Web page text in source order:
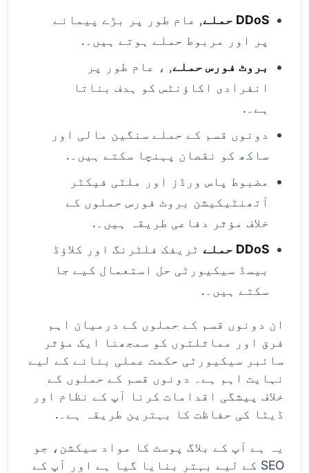
DDoS حملے
, عام طور پر بڑے پیمانے
پر اور مربوط حملے ہوتے ہیں۔.
بروٹ فورس حملے, ، عام طور پر
انفرادی اکاؤنٹس کو ہدف بناتا
ہے۔.
دونوں قسم کے حملے سنگین مالی اور
ساکھ کو نقصان پہنچا سکتے ہیں۔.
مضبوط پاس ورڈز اور ملٹی فیکٹر
آتھنٹیکیشن بروٹ فورس حملوں کے
خلاف مؤثر دفاعی طریقہ ہیں۔.
DDoS حملے
ٹریفک فلٹرنگ اور کلاؤڈ
بیسڈ سیکیورٹی حل استعمال کیے جا
سکتے ہیں۔.
ان دونوں قسم کے حملوں کے درمیان اہم
فرق اور مماثلتوں کو سمجھنا ایک مؤثر
سائبر سیکیورٹی حکمت عملی بنانے کے لیے
نہایت اہم ہے۔ دونوں قسم کے حملوں کے
خلاف پیشگی اقدامات کرنا آپ کے نظام اور
ڈیٹا کی حفاظت کا بہترین طریقہ ہے۔.
یہ ہے آپ کے بلاگ پوسٹ کا مواد سیکشن، جو
SEO کے لیے بہتر بنایا گیا ہے اور آپ کے